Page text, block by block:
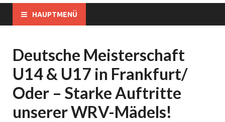
HAUPTMENÜ
Deutsche Meisterschaft
U14 & U17 in Frankfurt/
Oder – Starke Auftritte
unserer WRV-Mädels!